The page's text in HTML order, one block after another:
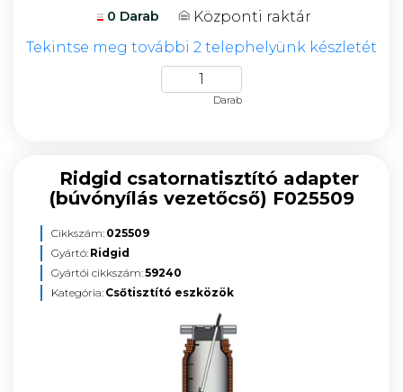
0 Darab
Központi raktár
Tekintse meg további 2 telephelyünk készletét
Darab
Ridgid csatornatisztító adapter
(búvónyílás vezetőcső) F025509
Cikkszám: 025509
Gyártó: Ridgid
Gyártói cikkszám:59240
Kategória: Csőtisztító eszközök